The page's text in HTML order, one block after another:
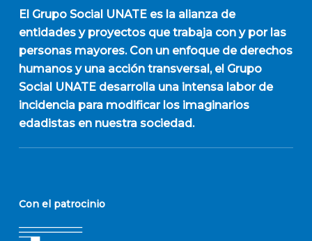
El Grupo Social UNATEes la alianza de
entidades y proyectos que trabaja con y por las
personas mayores. Con un enfoque de derechos
humanos y una acción transversal, el Grupo
Social UNATE desarrolla una intensa labor de
incidencia para modificar los imaginarios
edadistas en nuestra sociedad.
Con el patrocinio